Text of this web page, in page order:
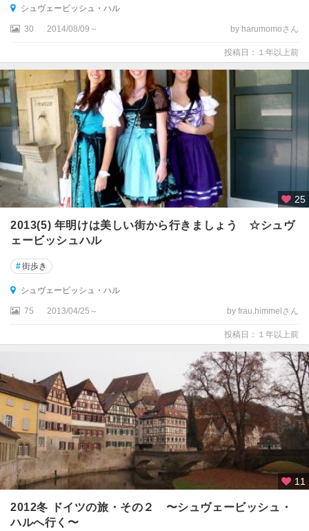
タ
ツ
ゴ
ス
ラ
ー
ザ
イ
フ
ェ
ザ
ン
ア
ン
ザ
ク
セ
ン
ザ
ル
ブ
シュヴェービッシュ・ハル
30 2014/08/09～ by harumomoさん
投稿日：１年以上前
25
2013(5) 年明けは美しい街から行きましょう ☆シュヴ
ェービッシュハル
#街歩き
シュヴェービッシュ・ハル
75 2013/04/25～ by frau.himmelさん
投稿日：１年以上前
11
2012冬 ドイツの旅・その２ 〜シュヴェービッシュ・
ハルへ行く〜